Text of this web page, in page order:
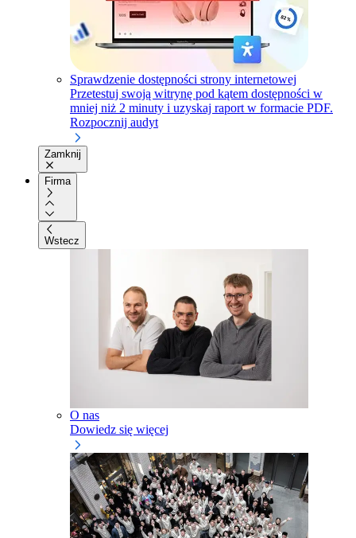
Sprawdzenie dostępności strony internetowej
Przetestuj swoją witrynę pod kątem dostępności w
mniej niż 2 minuty i uzyskaj raport w formacie PDF.
Rozpocznij audyt
Zamknij
Firma
Wstecz
O nas
Dowiedz się więcej